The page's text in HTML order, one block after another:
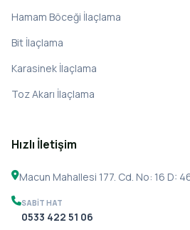
Hamam Böceği İlaçlama
Bit İlaçlama
Karasinek İlaçlama
Toz Akarı İlaçlama
Hızlı İletişim
Macun Mahallesi 177. Cd. No: 16 D:
SABIT HAT
0533 422 51 06